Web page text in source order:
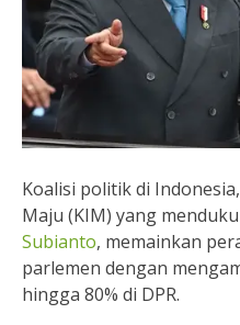
Koalisi politik di
Maju (KIM) yang
Subianto, memainkan
parlemen dengan
hingga 80% di DPR.